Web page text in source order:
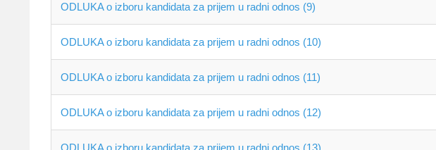
ODLUKA o izboru kandidata za prijem u radni odnos (9)
ODLUKA o izboru kandidata za prijem u radni odnos (10)
ODLUKA o izboru kandidata za prijem u radni odnos (11)
ODLUKA o izboru kandidata za prijem u radni odnos (12)
ODLUKA o izboru kandidata za prijem u radni odnos (13)